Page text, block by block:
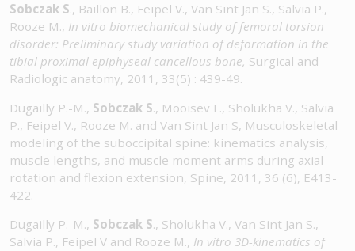
Sobczak S., Baillon B., Feipel V., Van Sint Jan S., Salvia P.,
Rooze M., In vitro biomechanical study of femoral torsion
disorder: Preliminary study variation of deformation in the
tibial proximal epiphyseal cancellous bone, Surgical and
Radiologic anatomy, 2011, 33(5) : 439-49.
Dugailly P.-M., Sobczak S., Mooisev F., Sholukha V., Salvia
P., Feipel V., Rooze M. and Van Sint Jan S, Musculoskeletal
modeling of the suboccipital spine: kinematics analysis,
muscle lengths, and muscle moment arms during axial
rotation and flexion extension, Spine, 2011, 36 (6), E413-
422.
Dugailly P.-M., Sobczak S., Sholukha V., Van Sint Jan S.,
Salvia P., Feipel V and Rooze M., In vitro 3D-kinematics of